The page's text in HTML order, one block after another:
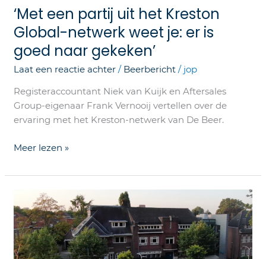
‘Met een partij uit het Kreston
Global-netwerk weet je: er is
goed naar gekeken’
Laat een reactie achter / Beerbericht / jop
Registeraccountant Niek van Kuijk en Aftersales
Group-eigenaar Frank Vernooij vertellen over de
ervaring met het Kreston-netwerk van De Beer.
er
is
goed
naar
gekeken’
Meer lezen »
aanwezigen
dan
aanmeldingen
op